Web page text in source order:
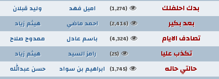
بدك احلفلك (1,274) اميل فهد وليد قبلان
بعد بكير (2,416) احمد ماضي هيثم زياد
تصادف الايام (4,324) باسم عادل ممدوح صلاح
تكذب عليا (25) رامز السيد هيثم زياد
حالتي حاله (1,745) ابراهيم بن سواد حسن عبدالله